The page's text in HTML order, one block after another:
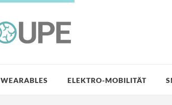
WEARABLES ELEKTRO-MOBILITÄT